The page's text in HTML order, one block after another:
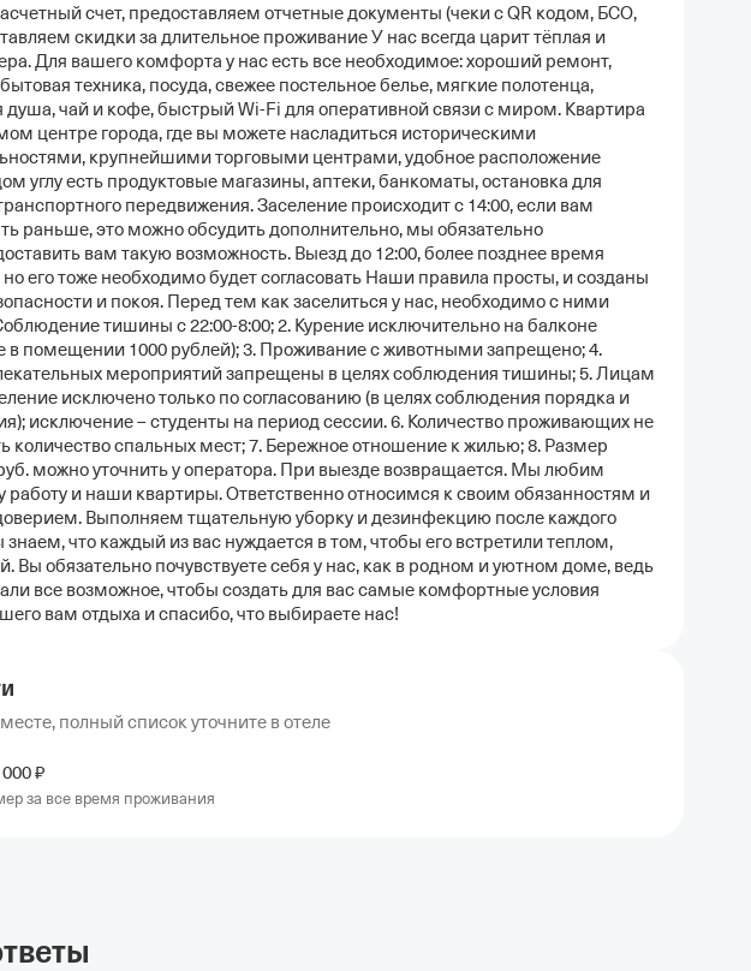
счет, предоставляем отчетные документы (чеки с QR кодом, БСО,
скидки за длительное проживание У нас всегда царит тёплая и
Для вашего комфорта у нас есть все необходимое: хороший ремонт,
техника, посуда, свежее постельное белье, мягкие полотенца,
душа, чай и кофе, быстрый Wi-Fi для оперативной связи с миром. Квартира
центре города, где вы можете насладиться историческими
крупнейшими торговыми центрами, удобное расположение
углу есть продуктовые магазины, аптеки, банкоматы, остановка для
передвижения. Заселение происходит с 14:00, если вам
раньше, это можно обсудить дополнительно, мы обязательно
вам такую возможность. Выезд до 12:00, более позднее время
его тоже необходимо будет согласовать Наши правила просты, и созданы
и покоя. Перед тем как заселиться у нас, необходимо с ними
тишины с 22:00-8:00; 2. Курение исключительно на балконе
в помещении 1000 рублей); 3. Проживание с животными запрещено; 4.
мероприятий запрещены в целях соблюдения тишины; 5. Лицам
исключено только по согласованию (в целях соблюдения порядка и
исключение – студенты на период сессии. 6. Количество проживающих не
количество спальных мест; 7. Бережное отношение к жилью; 8. Размер
руб. можно уточнить у оператора. При выезде возвращается. Мы любим
работу и наши квартиры. Ответственно относимся к своим обязанностям и
Выполняем тщательную уборку и дезинфекцию после каждого
что каждый из вас нуждается в том, чтобы его встретили теплом,
Вы обязательно почувствуете себя у нас, как в родном и уютном доме, ведь
все возможное, чтобы создать для вас самые комфортные условия
вам отдыха и спасибо, что выбираете нас!
полный список уточните в отеле
000₽
за все время проживания